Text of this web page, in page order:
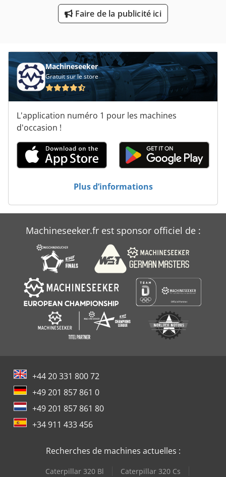
Rectifieuse De Centre
Faire de la publicité ici
Machineseeker
Gratuit sur le store
L'application numéro 1 pour les machines
d'occasion !
Plus d’informations
Machineseeker.fr est sponsor officiel de :
+44 20 331 800 72
+49 201 857 861 0
+49 201 857 861 80
+34 911 433 456
Recherches de machines actuelles :
Caterpillar 320 Bl
Caterpillar 320 Cs